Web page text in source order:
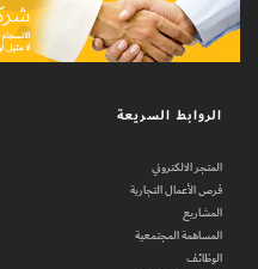
الروابط السريعة
المتجر الالكتروني
فرص الأعمال التجارية
المشاريع
المساهمة المجتمعية
الوظائف